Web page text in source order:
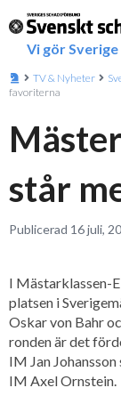
Vi gör
TV & Nyheter
favoriterna
står
Publicerad 16 juli,
I Mästarklassen-
platsen i
Oskar von Bahr
ronden är det
IM Jan
IM Axel Ornstein.